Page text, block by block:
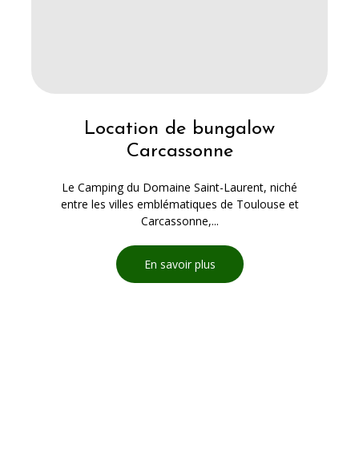
Location de bungalow
Carcassonne
Le Camping du Domaine Saint-Laurent, niché
entre les villes emblématiques de Toulouse et
Carcassonne,...
En savoir plus